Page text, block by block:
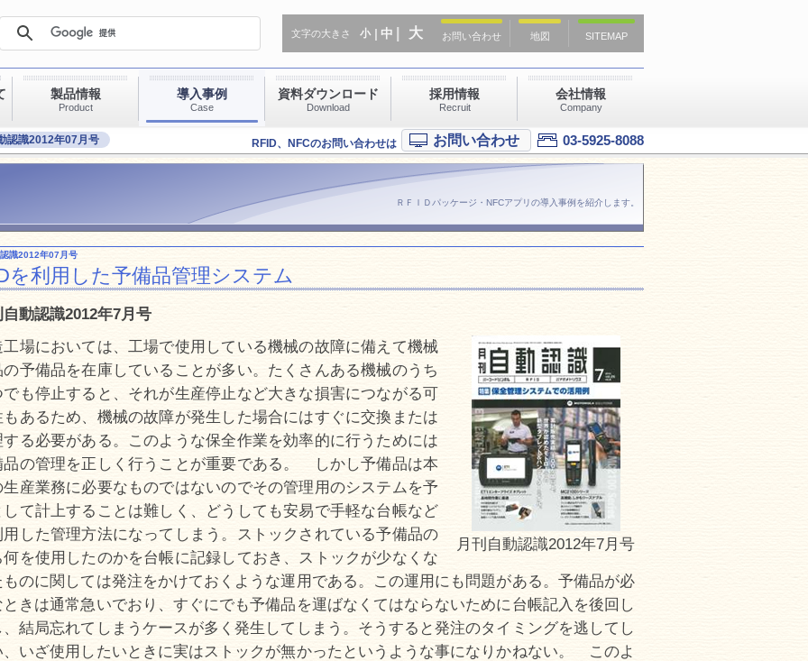
文字の大きさ 小 中 大 お問い合わせ 地図 SITEMAP
製品情報
Product
導入事例
Case
資料ダウンロード
Download
採用情報
Recruit
会社情報
Company
認識2012年07月号 RFID、NFCのお問い合わせは お問い合わせ 03-5925-8088
ＲＦＩＤパッケージ・NFCアプリの導入事例を紹介します。
識2012年07月号
を利用した予備品管理システム
動認識2012年7月号
月刊自動認識2012年7月号
工場においては、工場で使用している機械の故障に備えて機械
の予備品を在庫していることが多い。たくさんある機械のうち
でも停止すると、それが生産停止など大きな損害につながる可
もあるため、機械の故障が発生した場合にはすぐに交換または
する必要がある。このような保全作業を効率的に行うためには
品の管理を正しく行うことが重要である。 しかし予備品は本
生産業務に必要なものではないのでその管理用のシステムを予
して計上することは難しく、どうしても安易で手軽な台帳など
用した管理方法になってしまう。ストックされている予備品の
何を使用したのかを台帳に記録しておき、ストックが少なくな
ものに関しては発注をかけておくような運用である。この運用にも問題がある。予備品が必
ときは通常急いでおり、すぐにでも予備品を運ばなくてはならないために台帳記入を後回し
、結局忘れてしまうケースが多く発生してしまう。そうすると発注のタイミングを逃してし
、いざ使用したいときに実はストックが無かったというような事になりかねない。 このよ